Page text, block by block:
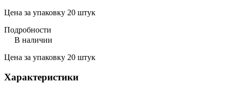
Цена за упаковку 20 штук
Подробности
В наличии
Цена за упаковку 20 штук
Характеристики